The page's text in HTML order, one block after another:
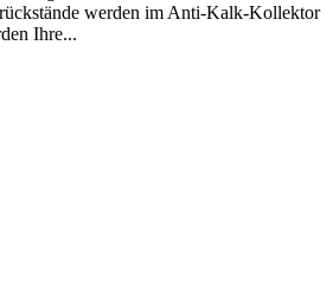
werden im Anti-Kalk-Kollektor
Ihre...